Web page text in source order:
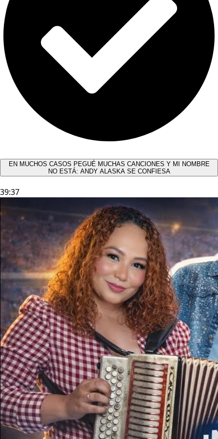
EN MUCHOS CASOS PEGUÉ MUCHAS CANCIONES Y MI NOMBRE
NO ESTÁ: ANDY ALASKA SE CONFIESA​
39:37